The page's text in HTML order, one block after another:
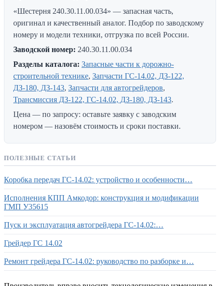
«Шестерня 240.30.11.00.034» — запасная часть,
оригинал и качественный аналог. Подбор по заводскому
номеру и модели техники, отгрузка по всей России.
Заводской номер: 240.30.11.00.034
Разделы каталога: Запасные части к дорожно-
строительной технике, Запчасти ГС-14.02, ДЗ-122,
ДЗ-180, ДЗ-143, Запчасти для автогрейдеров,
Трансмиссия ДЗ-122, ГС-14.02, ДЗ-180, ДЗ-143.
Цена — по запросу: оставьте заявку с заводским
номером — назовём стоимость и сроки поставки.
ПОЛЕЗНЫЕ СТАТЬИ
Коробка передач ГС-14.02: устройство и особенности…
Исполнения КПП Амкодор: конструкция и модификации
ГМП У35615
Пуск и эксплуатация автогрейдера ГС-14.02:…
Грейдер ГС 14.02
Ремонт грейдера ГС-14.02: руководство по разборке и…